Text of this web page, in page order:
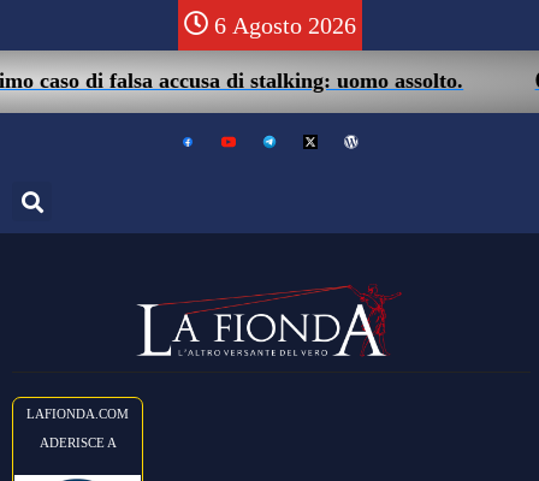
6 Agosto 2026
di falsa accusa di stalking: uomo assolto.
LAFIONDA.COM
ADERISCE A